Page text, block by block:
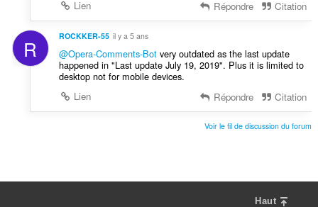
Lien
Répondre Citation
R ROCKKER-55 il y a 5 ans
@Opera-Comments-Botvery outdated as the last update
happened in "Last update July 19, 2019". Plus it is limited to
desktop not for mobile devices.
Lien
Répondre Citation
Voir le fil de discussion du forum
Haut